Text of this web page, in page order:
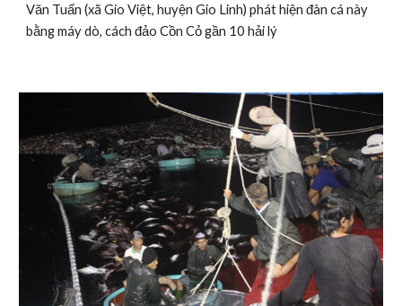
Văn Tuấn (xã Gio Việt, huyện Gio Linh) phát hiện đàn cá này
bằng máy dò, cách đảo Cồn Cỏ gần 10 hải lý